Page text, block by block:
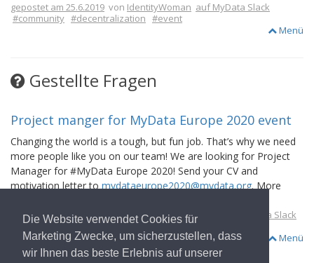
Die Website verwendet Cookies für
Marketing Zwecke, um sicherzustellen, dass
wir Ihnen das beste Erlebnis auf unserer
gepostet am 25.6.2019 von IdentityWoman auf MyData Slack
#community #decentralization #event
Menü
Gestellte Fragen
Project manger for MyData Europe 2020 event
Changing the world is a tough, but fun job. That’s why we need
more people like you on our team! We are looking for Project
Manager for #MyData Europe 2020! Send your CV and
motivation letter tomydataeurope2020@mydata.org. More
gepostet am 16.12.2019vonKarolina Mackiewicz
auf MyData Slack
#event
#general #germany #job
#mydata2020
Menü